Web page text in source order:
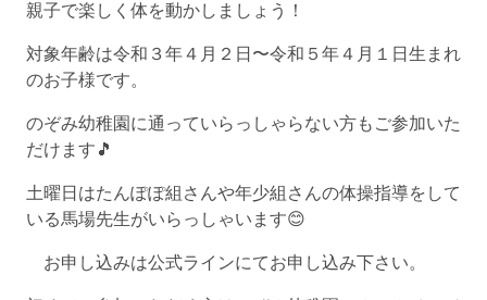
親子で楽しく体を動かしましょう！
対象年齢は令和３年４月２日〜令和５年４月１日生まれ
のお子様です。
のぞみ幼稚園に通っていらっしゃらない方もご参加いた
だけます🎵
土曜日はたんぽぽ組さんや年少組さんの体操指導をして
いる馬場先生がいらっしゃいます😊
お申し込みは公式ラインにてお申し込み下さい。